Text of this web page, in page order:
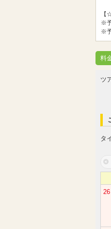
【
※
※
料
ツ
タ
26